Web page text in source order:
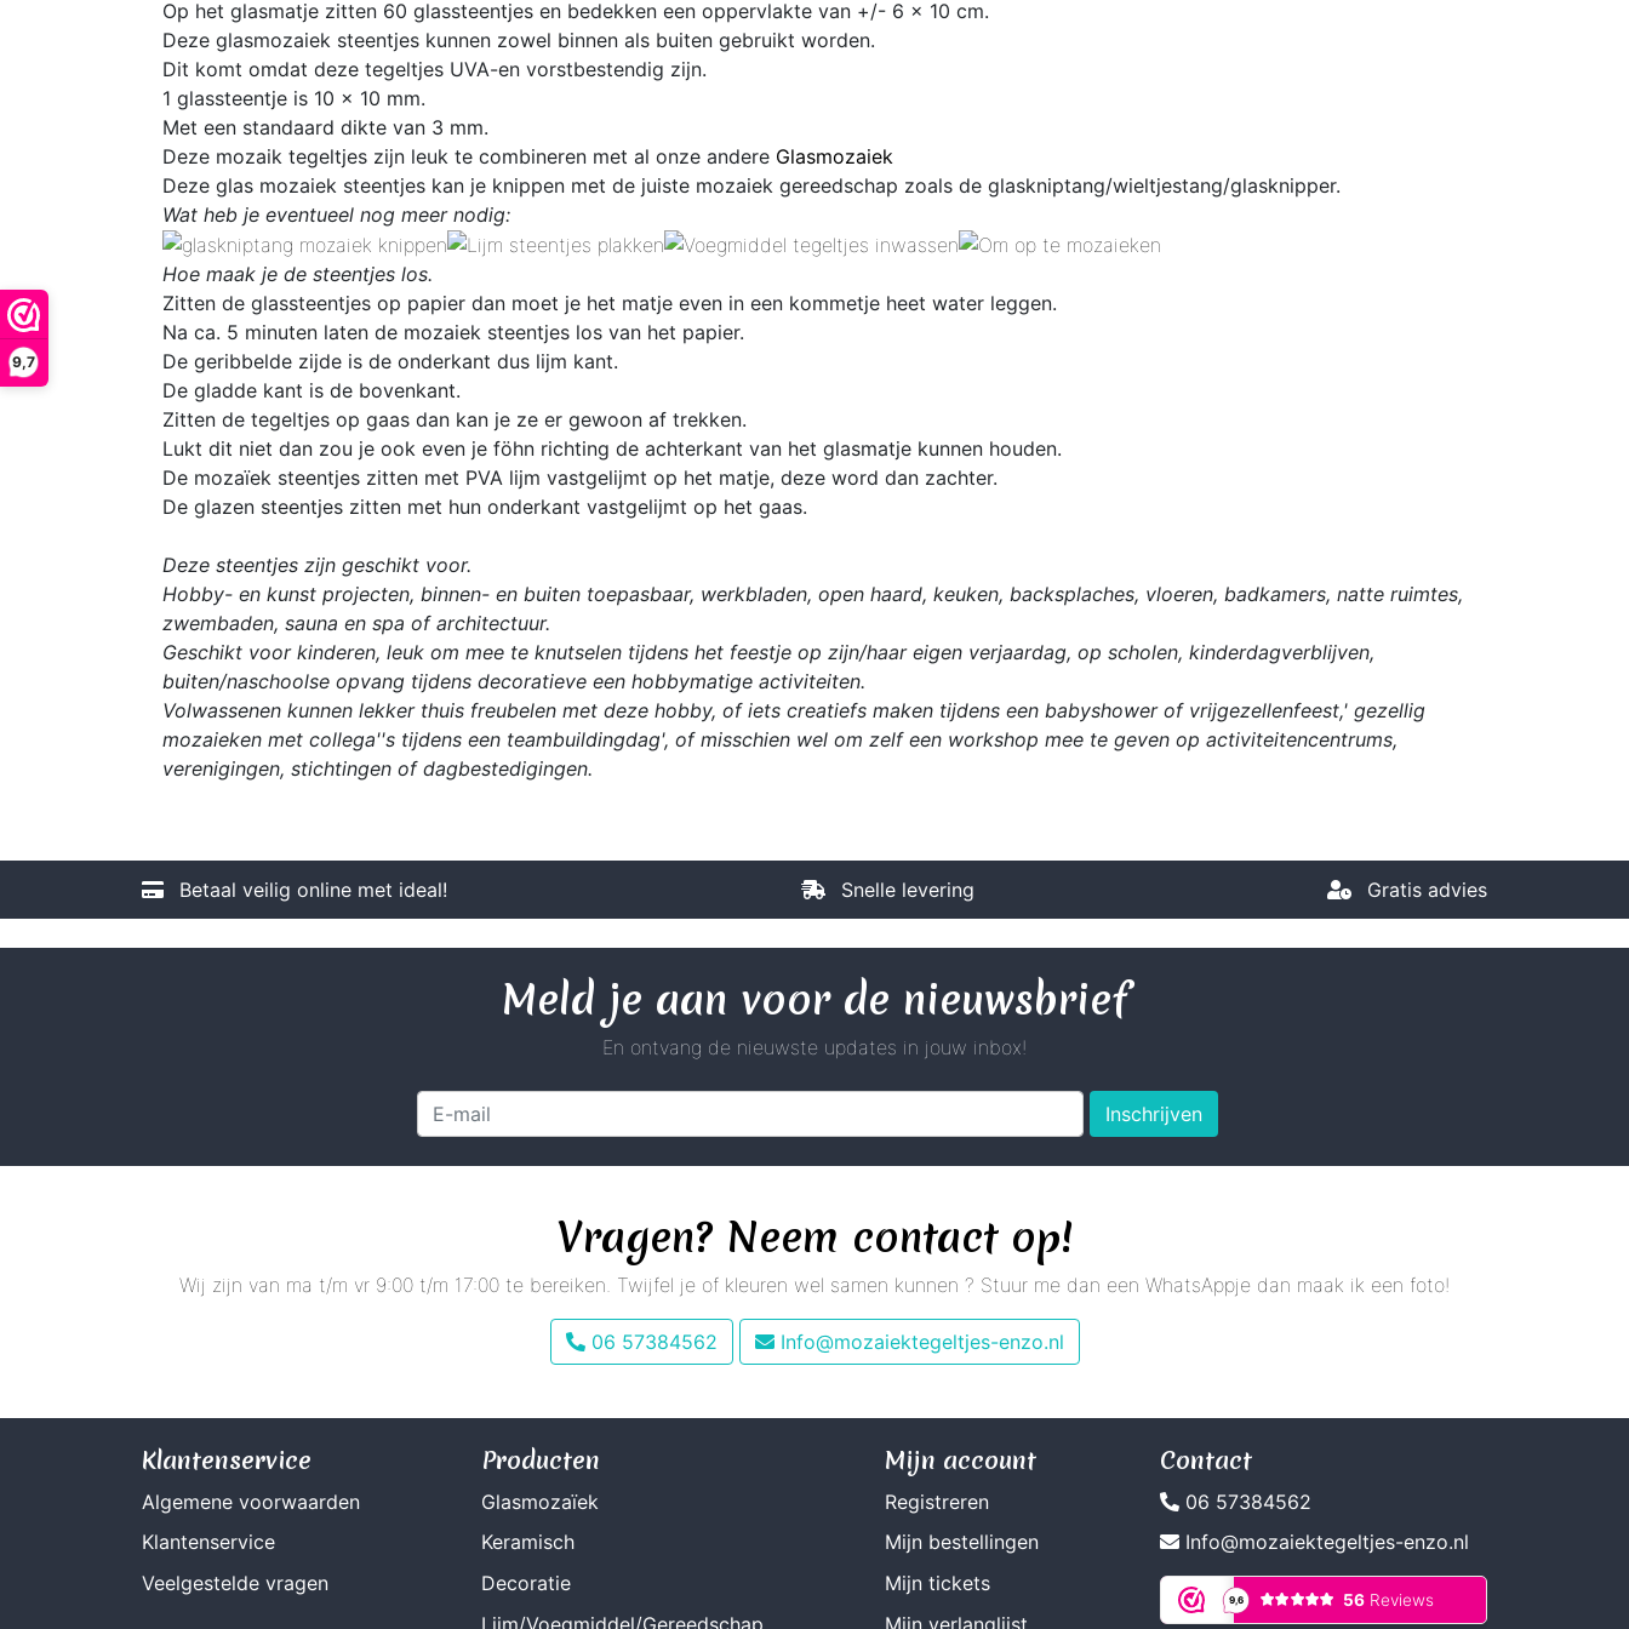
9,7
Op het glasmatje zitten 60 glassteentjes en bedekken een oppervlakte van +/- 6 x 10 cm.
Deze glasmozaiek steentjes kunnen zowel binnen als buiten gebruikt worden.
Dit komt omdat deze tegeltjes UVA-en vorstbestendig zijn.
1 glassteentje is 10 x 10 mm.
Met een standaard dikte van 3 mm.
Deze mozaik tegeltjes zijn leuk te combineren met al onze andere Glasmozaiek
Deze glas mozaiek steentjes kan je knippen met de juiste mozaiek gereedschap zoals de glaskniptang/wieltjestang/glasknipper.
Wat heb je eventueel nog meer nodig:
Hoe maak je de steentjes los.
Zitten de glassteentjes op papier dan moet je het matje even in een kommetje heet water leggen.
Na ca. 5 minuten laten de mozaiek steentjes los van het papier.
De geribbelde zijde is de onderkant dus lijm kant.
De gladde kant is de bovenkant.
Zitten de tegeltjes op gaas dan kan je ze er gewoon af trekken.
Lukt dit niet dan zou je ook even je föhn richting de achterkant van het glasmatje kunnen houden.
De mozaïek steentjes zitten met PVA lijm vastgelijmt op het matje, deze word dan zachter.
De glazen steentjes zitten met hun onderkant vastgelijmt op het gaas.
Deze steentjes zijn geschikt voor.
Hobby- en kunst projecten, binnen- en buiten toepasbaar, werkbladen, open haard, keuken, backsplaches, vloeren, badkamers, natte ruimtes,
zwembaden, sauna en spa of architectuur.
Geschikt voor kinderen, leuk om mee te knutselen tijdens het feestje op zijn/haar eigen verjaardag, op scholen, kinderdagverblijven,
buiten/naschoolse opvang tijdens decoratieve een hobbymatige activiteiten.
Volwassenen kunnen lekker thuis freubelen met deze hobby, of iets creatiefs maken tijdens een babyshower of vrijgezellenfeest,' gezellig
mozaieken met collega''s tijdens een teambuildingdag', of misschien wel om zelf een workshop mee te geven op activiteitencentrums,
verenigingen, stichtingen of dagbestedigingen.
Betaal veilig online met ideal! Snelle levering Gratis advies
Meld je aan voor de nieuwsbrief
En ontvang de nieuwste updates in jouw inbox!
Inschrijven
Vragen? Neem contact op!
Wij zijn van ma t/m vr 9:00 t/m 17:00 te bereiken. Twijfel je of kleuren wel samen kunnen ? Stuur me dan een WhatsAppje dan maak ik een foto!
06 57384562 Info@mozaiektegeltjes-enzo.nl
Klantenservice
Algemene voorwaarden
Klantenservice
Veelgestelde vragen
Producten
Glasmozaïek
Keramisch
Decoratie
Lijm/Voegmiddel/Gereedschap
Mijn account
Registreren
Mijn bestellingen
Mijn tickets
Mijn verlanglijst
Contact
06 57384562
Info@mozaiektegeltjes-enzo.nl